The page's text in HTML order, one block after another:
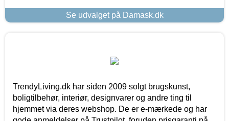
Se udvalget på Damask.dk
TrendyLiving.dk har siden 2009 solgt brugskunst,
boligtilbehør, interiør, designvarer og andre ting til
hjemmet via deres webshop. De er e-mærkede og har